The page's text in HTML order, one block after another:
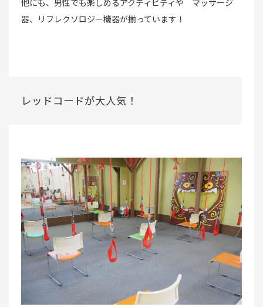
他にも、男性でも楽しめるアクティビティや マッサージ
器、リフレクソロジー機器が揃っています！
レッドコードが大人気！